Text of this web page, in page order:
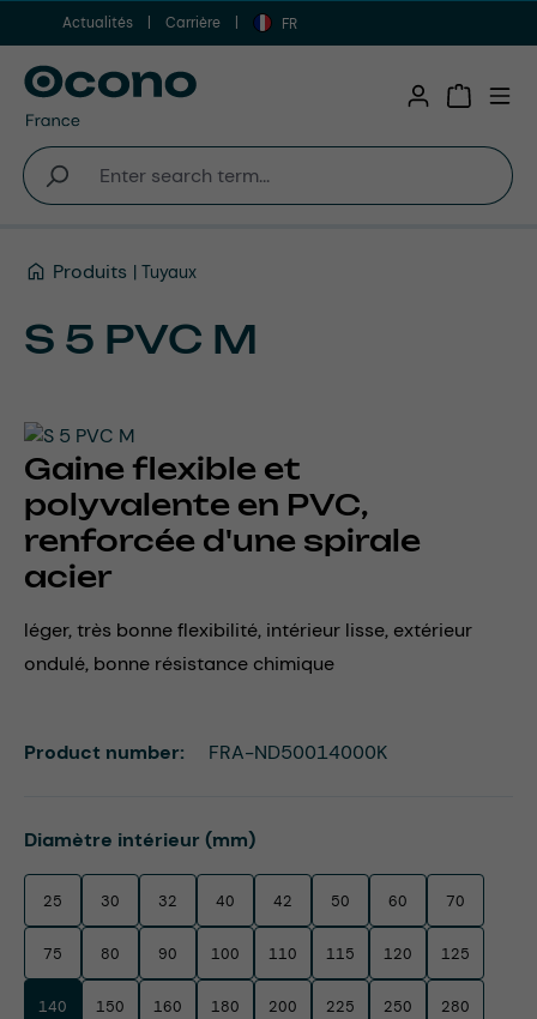
Aller au contenu principal
Actualités Carrière FR
Produits Tuyaux
S 5 PVC M
Gaine flexible et
polyvalente en PVC,
renforcée d'une spirale
acier
léger, très bonne flexibilité, intérieur lisse, extérieur
ondulé, bonne résistance chimique
Select
Diamètre intérieur (mm)
25 30 32 40 42 50 60 70
75 80 90 100 110 115 120 125
140 150 160 180 200 225 250 280
Product number: FRA-ND50014000K